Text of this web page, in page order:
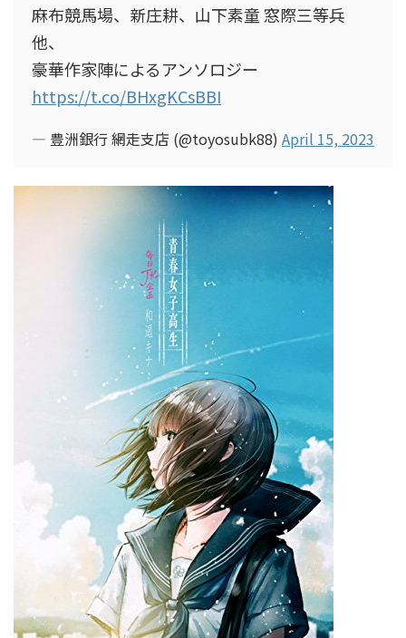
麻布競馬場、新庄耕、山下素童 窓際三等兵
他、
豪華作家陣によるアンソロジー
https://t.co/BHxgKCsBBI
— 豊洲銀行 網走支店 (@toyosubk88) April 15, 2023